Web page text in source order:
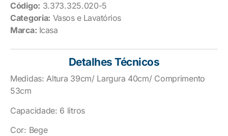
Código: 3.373.325.020-5
Categoria: Vasos e Lavatórios
Marca: Icasa
Detalhes Técnicos
Medidas: Altura 39cm/ Largura 40cm/ Comprimento
53cm
Capacidade: 6 litros
Cor: Bege